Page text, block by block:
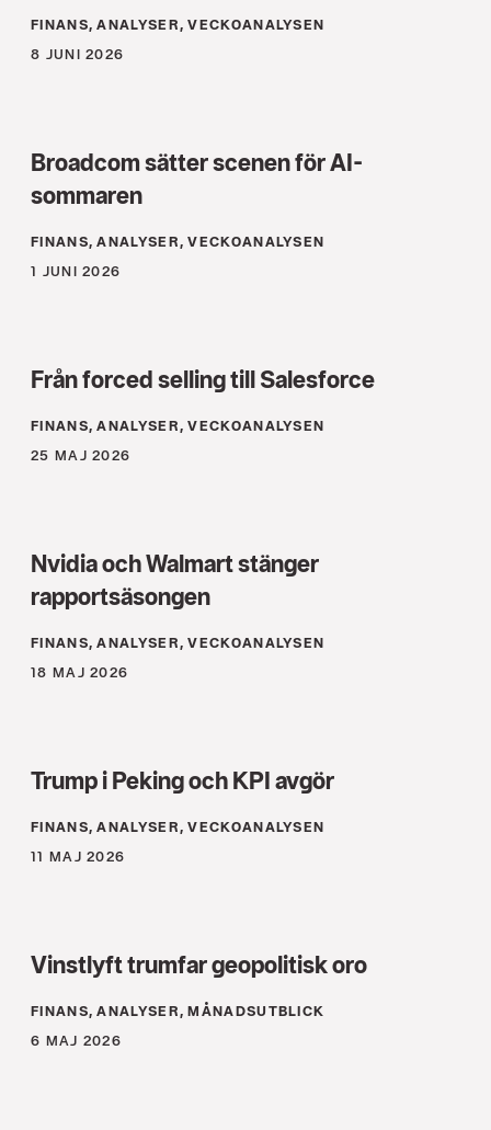
FINANS, ANALYSER, VECKOANALYSEN
8 JUNI 2026
Broadcom sätter scenen för AI-
sommaren
FINANS, ANALYSER, VECKOANALYSEN
1 JUNI 2026
Från forced selling till Salesforce
FINANS, ANALYSER, VECKOANALYSEN
25 MAJ 2026
Nvidia och Walmart stänger
rapportsäsongen
FINANS, ANALYSER, VECKOANALYSEN
18 MAJ 2026
Trump i Peking och KPI avgör
FINANS, ANALYSER, VECKOANALYSEN
11 MAJ 2026
Vinstlyft trumfar geopolitisk oro
FINANS, ANALYSER, MÅNADSUTBLICK
6 MAJ 2026